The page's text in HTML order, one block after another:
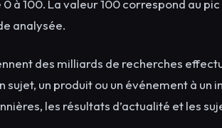
à 100. La valeur 100 correspond au
analysée.
des milliards de recherches
sujet, un produit ou un événement à un
les résultats d’actualité et les